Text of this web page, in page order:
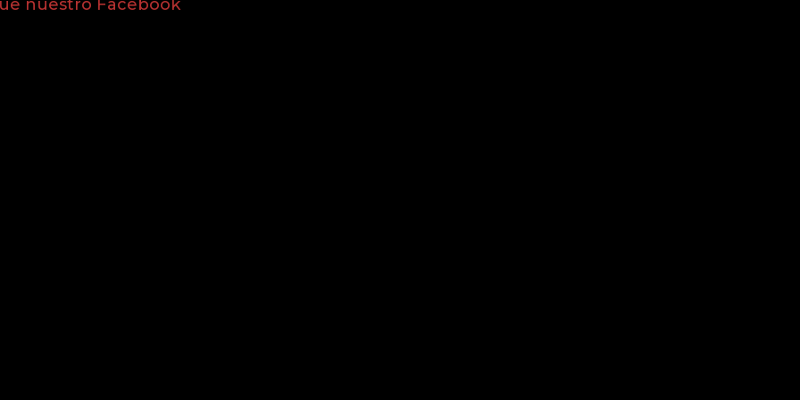
nuestro Facebook